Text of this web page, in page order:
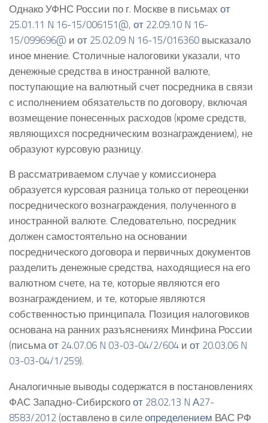
Однако УФНС России по г. Москве в письмах от
25.01.11 N 16-15/006151@, от 22.09.10 N 16-
15/099696@ и от 25.02.09 N 16-15/016360 высказало
иное мнение. Столичные налоговики указали, что
денежные средства в иностранной валюте,
поступающие на валютный счет посредника в связи
с исполнением обязательств по договору, включая
возмещение понесенных расходов (кроме средств,
являющихся посредническим вознаграждением), не
образуют курсовую разницу.
В рассматриваемом случае у комиссионера
образуется курсовая разница только от переоценки
посреднического вознаграждения, полученного в
иностранной валюте. Следовательно, посредник
должен самостоятельно на основании
посреднического договора и первичных документов
разделить денежные средства, находящиеся на его
валютном счете, на те, которые являются его
вознаграждением, и те, которые являются
собственностью принципала. Позиция налоговиков
основана на ранних разъяснениях Минфина России
(письмаот 24.07.06 N 03-03-04/2/604 и от 20.03.06 N
03-03-04/1/259).
Аналогичные выводы содержатся в постановлениях
ФАС Западно-Сибирскогоот 28.02.13 N А27-
8583/2012 (оставлено в силеопределением ВАС РФ